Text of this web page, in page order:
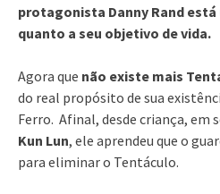
protagonista Danny Rand
quanto a seu objetivo de vida.
Agora que não existe mais
do real propósito de sua
Ferro. Afinal, desde criança, em
Kun Lun, ele aprendeu que o
para eliminar o Tentáculo.